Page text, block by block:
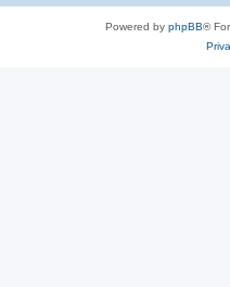
Powered by phpBB®